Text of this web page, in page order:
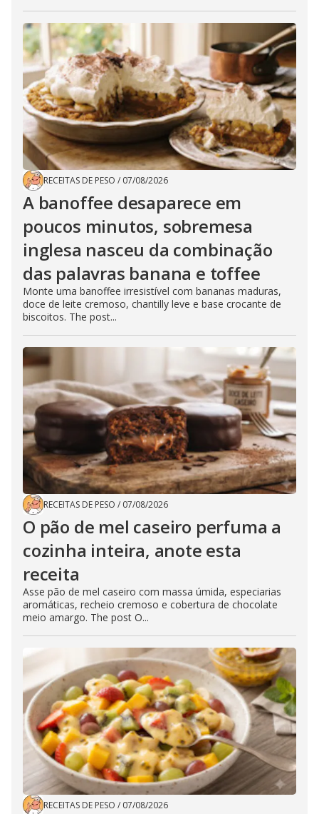
RECEITAS DE PESO / 07/08/2026
A banoffee desaparece em
poucos minutos, sobremesa
inglesa nasceu da combinação
das palavras banana e toffee
Monte uma banoffee irresistível com bananas maduras,
doce de leite cremoso, chantilly leve e base crocante de
biscoitos. The post...
RECEITAS DE PESO / 07/08/2026
O pão de mel caseiro perfuma a
cozinha inteira, anote esta
receita
Asse pão de mel caseiro com massa úmida, especiarias
aromáticas, recheio cremoso e cobertura de chocolate
meio amargo. The post O...
RECEITAS DE PESO / 07/08/2026